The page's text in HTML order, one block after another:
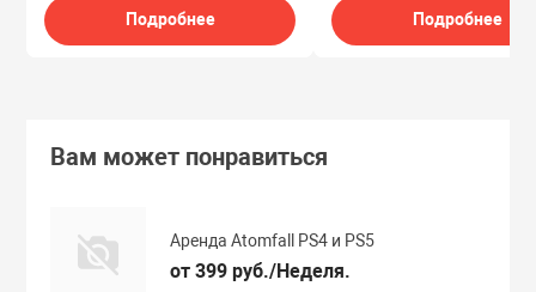
Подробнее Подробнее
Вам может понравиться
Аренда Atomfall PS4 и PS5
от 399 руб./Неделя.